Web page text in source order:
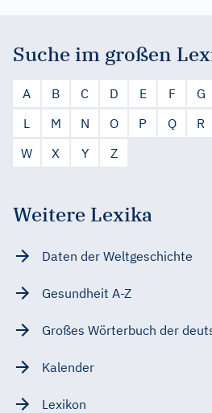
Suche im großen
A B C D E F G
L
M N O P Q R
W
X Y Z
Weitere Lexika
Daten der Weltgeschichte
Gesundheit A-Z
Großes Wörterbuch der
Kalender
Lexikon